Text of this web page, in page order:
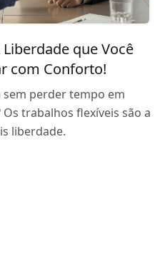
que Você
com Conforto!
perder tempo em
trabalhos flexíveis são a
liberdade.